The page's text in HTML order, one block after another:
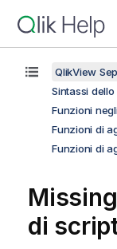
QlikView
Sintassi
Funzioni
Funzioni di
Funzioni di
di